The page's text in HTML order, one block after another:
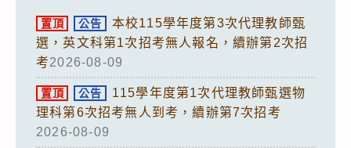
置頂 公告
本校115學年度第3次代理教師甄
選，英文科第1次招考無人報名，續辦第2次招
考2026-08-09
置頂 公告
115學年度第1次代理教師甄選物
理科第6次招考無人到考，續辦第7次招考
2026-08-09